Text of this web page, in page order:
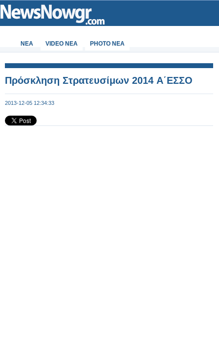
ΝΕΑ VIDEO NEA PHOTO NEA
Πρόσκληση Στρατευσίμων 2014 A΄ΕΣΣΟ
2013-12-05 12:34:33